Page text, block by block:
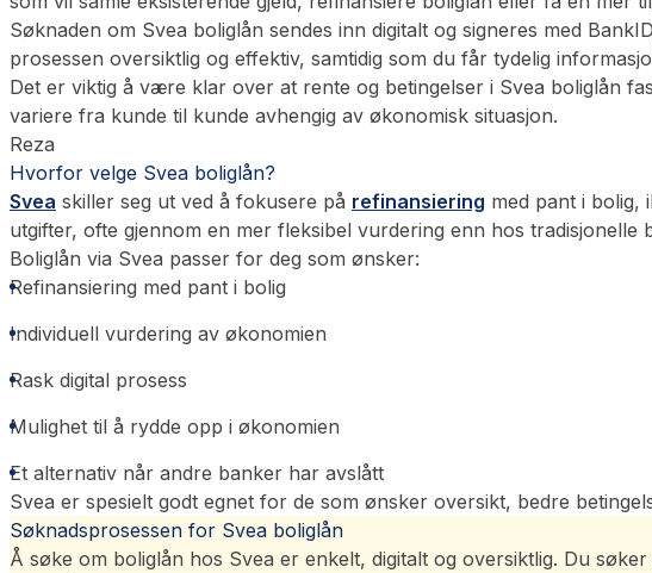
Søknaden om Svea boliglån sendes inn digitalt og signeres med
prosessen oversiktlig og effektiv, samtidig som du får tydelig
Det er viktig å være klar over at rente og betingelser i Svea boliglån
variere fra kunde til kunde avhengig av økonomisk situasjon.
Reza
Hvorfor velge Svea boliglån?
Svea skiller seg ut ved å fokusere på refinansiering med pant i bolig,
utgifter, ofte gjennom en mer fleksibel vurdering enn hos tradisjonelle
Boliglån via Svea passer for deg som ønsker:
Refinansiering med pant i bolig
Individuell vurdering av økonomien
Rask digital prosess
Mulighet til å rydde opp i økonomien
Et alternativ når andre banker har avslått
Svea er spesielt godt egnet for de som ønsker oversikt, bedre
Søknadsprosessen for Svea boliglån
Å søke om boliglån hos Svea er enkelt, digitalt og oversiktlig. Du